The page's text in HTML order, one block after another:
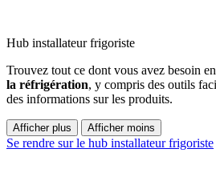
Hub installateur frigoriste
Trouvez tout ce dont vous avez besoin
la réfrigération, y compris des outils
des informations sur les produits.
Afficher plus Afficher moins
Se rendre sur le hub installateur frigoriste